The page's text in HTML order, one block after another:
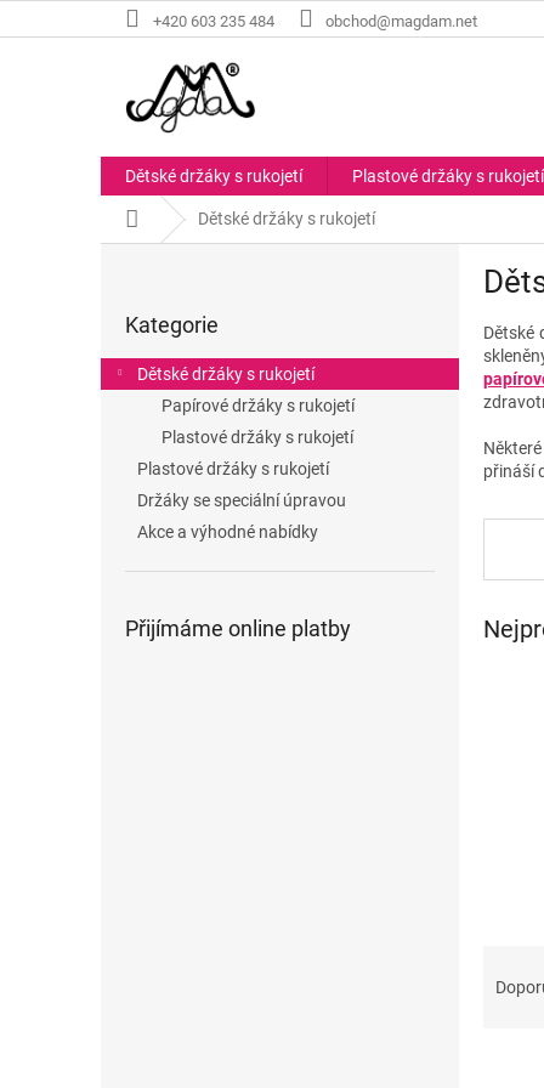
na
+420 603 235 484 obchod@magdam.net
Dětské držáky s rukojetí Plastové držáky s rukojetí
Domů Dětské držáky s rukojetí
r
a
kategorie
Kategorie
Dětské držáky s rukojetí
Papírové držáky s rukojetí
Plastové držáky s rukojetí
Plastové držáky s rukojetí
Držáky se speciální úpravou
Akce a výhodné nabídky
Přijímáme online platby
Dětské
přináší